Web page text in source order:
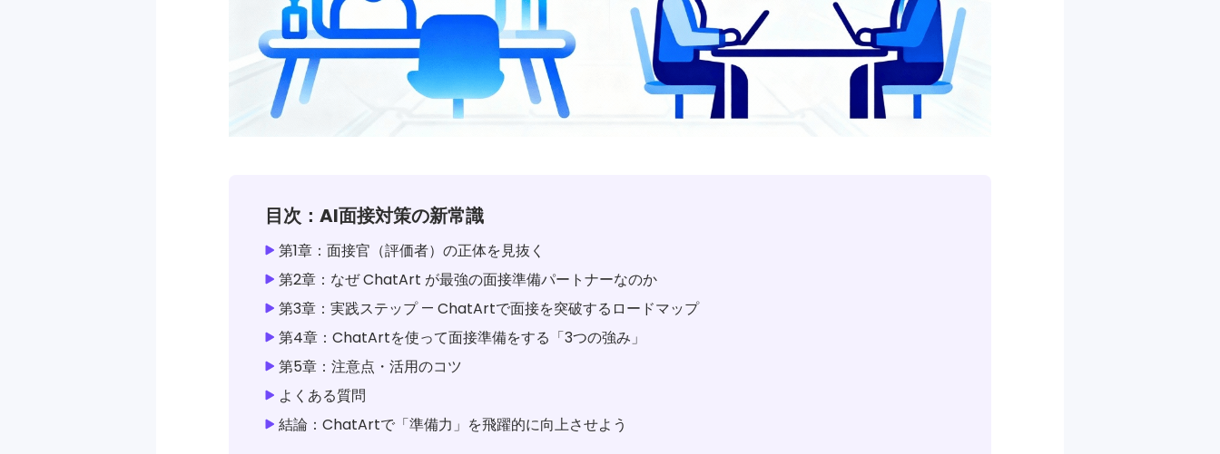
目次：AI面接対策の新常識
第1章：面接官（評価者）の正体を見抜く
第2章：なぜ ChatArt が最強の面接準備パートナーなのか
第3章：実践ステップ — ChatArtで面接を突破するロードマップ
第4章：ChatArtを使って面接準備をする「3つの強み」
第5章：注意点・活用のコツ
よくある質問
結論：ChatArtで「準備力」を飛躍的に向上させよう